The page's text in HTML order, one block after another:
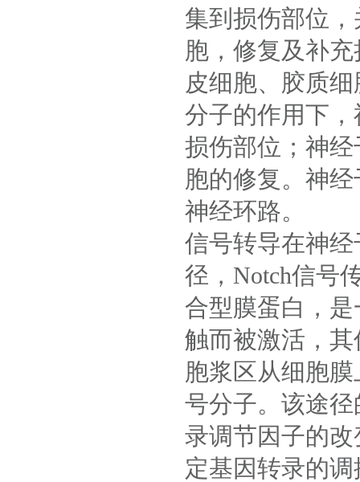
集到损伤部位
胞，修复及补
皮细胞、胶质
分子的作用下
损伤部位；神
胞的修复。神
神经环路。
信号转导在神
径，Notch信号
合型膜蛋白，
触而被激活，
胞浆区从细胞
号分子。该途
录调节因子的
定基因转录的